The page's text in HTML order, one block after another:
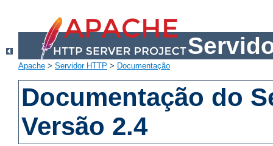
Apache > Servidor HTTP > Documentação
Documentação do
Versão 2.4